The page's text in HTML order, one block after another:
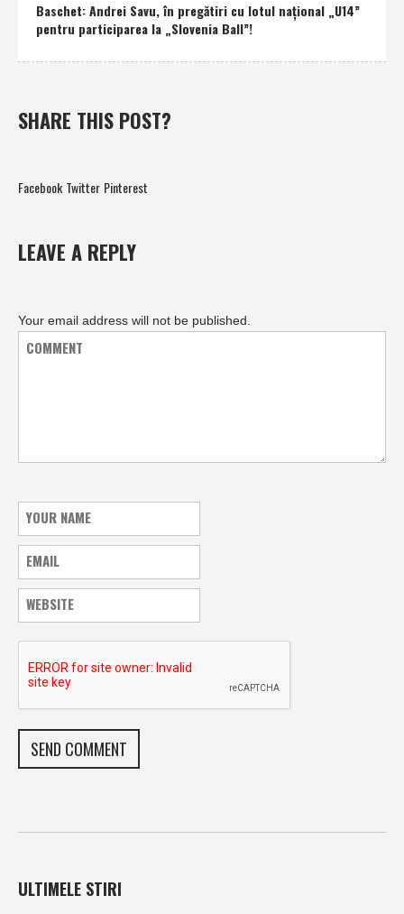
Baschet: Andrei Savu, în pregătiri cu lotul naţional „U14”
pentru participarea la „Slovenia Ball”!
SHARE THIS POST?
Facebook Twitter Pinterest
LEAVE A REPLY
Your email address will not be published.
ULTIMELE STIRI